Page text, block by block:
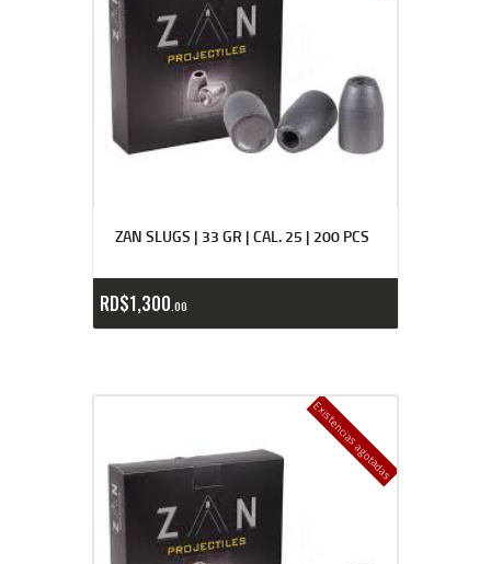
ZAN SLUGS | 33 GR | CAL. 25 | 200 PCS
RD$1,300 00
Existencias agotadas